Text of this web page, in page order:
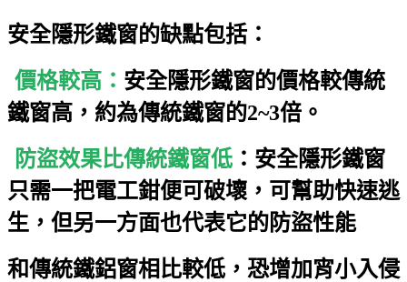
安全隱形鐵窗的缺點包括：
價格較高： 安全隱形鐵窗的價格較傳統
鐵窗高，約為傳統鐵窗的2~3倍。
防盜效果比傳統鐵窗低 ：安全隱形鐵窗
只需一把電工鉗便可破壞，可幫助快速逃
生，但另一方面也代表它的防盜性能
和傳統鐵鋁窗相比較低，恐增加宵小入侵